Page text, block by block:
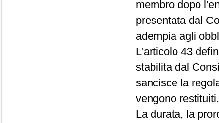
membro dopo
presentata dal
adempia agli
L'articolo 43
stabilita dal
sancisce la
vengono restituiti.
La durata, la